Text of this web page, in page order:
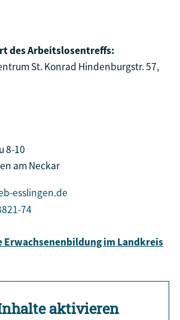
des Arbeitslosentreffs:
St. Konrad Hindenburgstr. 57,
8-10
am Neckar
esslingen.de
74
Erwachsenenbildung im Landkreis
aktivieren